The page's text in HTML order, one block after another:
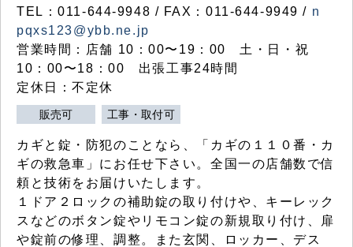
TEL：011-644-9948 / FAX：011-644-9949 / n
pqxs123@ybb.ne.jp
営業時間：店舗 10：00〜19：00 土・日・祝
10：00〜18：00 出張工事24時間
定休日：不定休
販売可 工事・取付可
カギと錠・防犯のことなら、「カギの１１０番・カ
ギの救急車」にお任せ下さい。全国一の店舗数で信
頼と技術をお届けいたします。
１ドア２ロックの補助錠の取り付けや、キーレック
スなどのボタン錠やリモコン錠の新規取り付け、扉
や錠前の修理、調整。また玄関、ロッカー、デス